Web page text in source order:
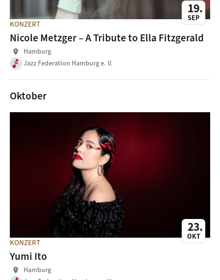
19
SEP
KONZERT
Nicole Metzger – A Tribute to Ella Fitzgerald
location_on
Hamburg
Jazz Federation Hamburg e. V.
Oktober
23
OKT
KONZERT
Yumi Ito
location_on
Hamburg